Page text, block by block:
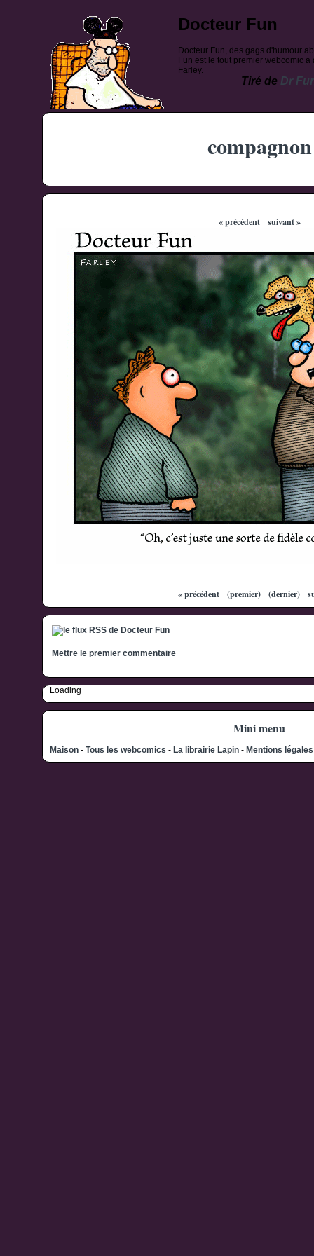
Docteur Fun
Docteur Fun, des gags d'humour
Fun est le tout premier webcomic
Farley.
Tiré de Dr
compagnon
« précédent suivant »
« précédent (premier) (dernier)
Mettre le premier commentaire
Loading
Mini menu
Maison - Tous les webcomics - La librairie Lapin - Mentions